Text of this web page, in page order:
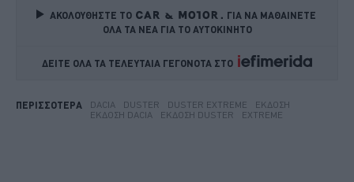
ΑΚΟΛΟΥΘΗΣΤΕ ΤΟ
ΓΙΑ ΝΑ ΜΑΘΑΙΝΕΤΕ
ΟΛΑ ΤΑ ΝΕΑ ΓΙΑ ΤΟ ΑΥΤΟΚΙΝΗΤΟ
ΔΕΙΤΕ ΟΛΑ ΤΑ ΤΕΛΕΥΤΑΙΑ ΓΕΓΟΝΟΤΑ ΣΤΟ
ΠΕΡΙΣΣΟΤΕΡΑ DACIA DUSTER DUSTER EXTREME
ΈΚΔΟΣΗ
ΈΚΔΟΣΗ DACIA
ΈΚΔΟΣΗ DUSTER EXTREME